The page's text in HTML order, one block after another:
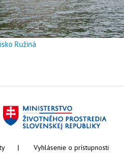
Ružiná
Vyhlásenie o prístupnosti